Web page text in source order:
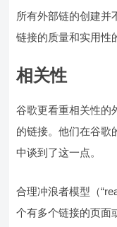
所有外部链的创建并
链接的质量和实用性
相关性
谷歌更看重相关性的
的链接。他们在谷歌
中谈到了这一点。
合理冲浪者模型（
个有多个链接的页面